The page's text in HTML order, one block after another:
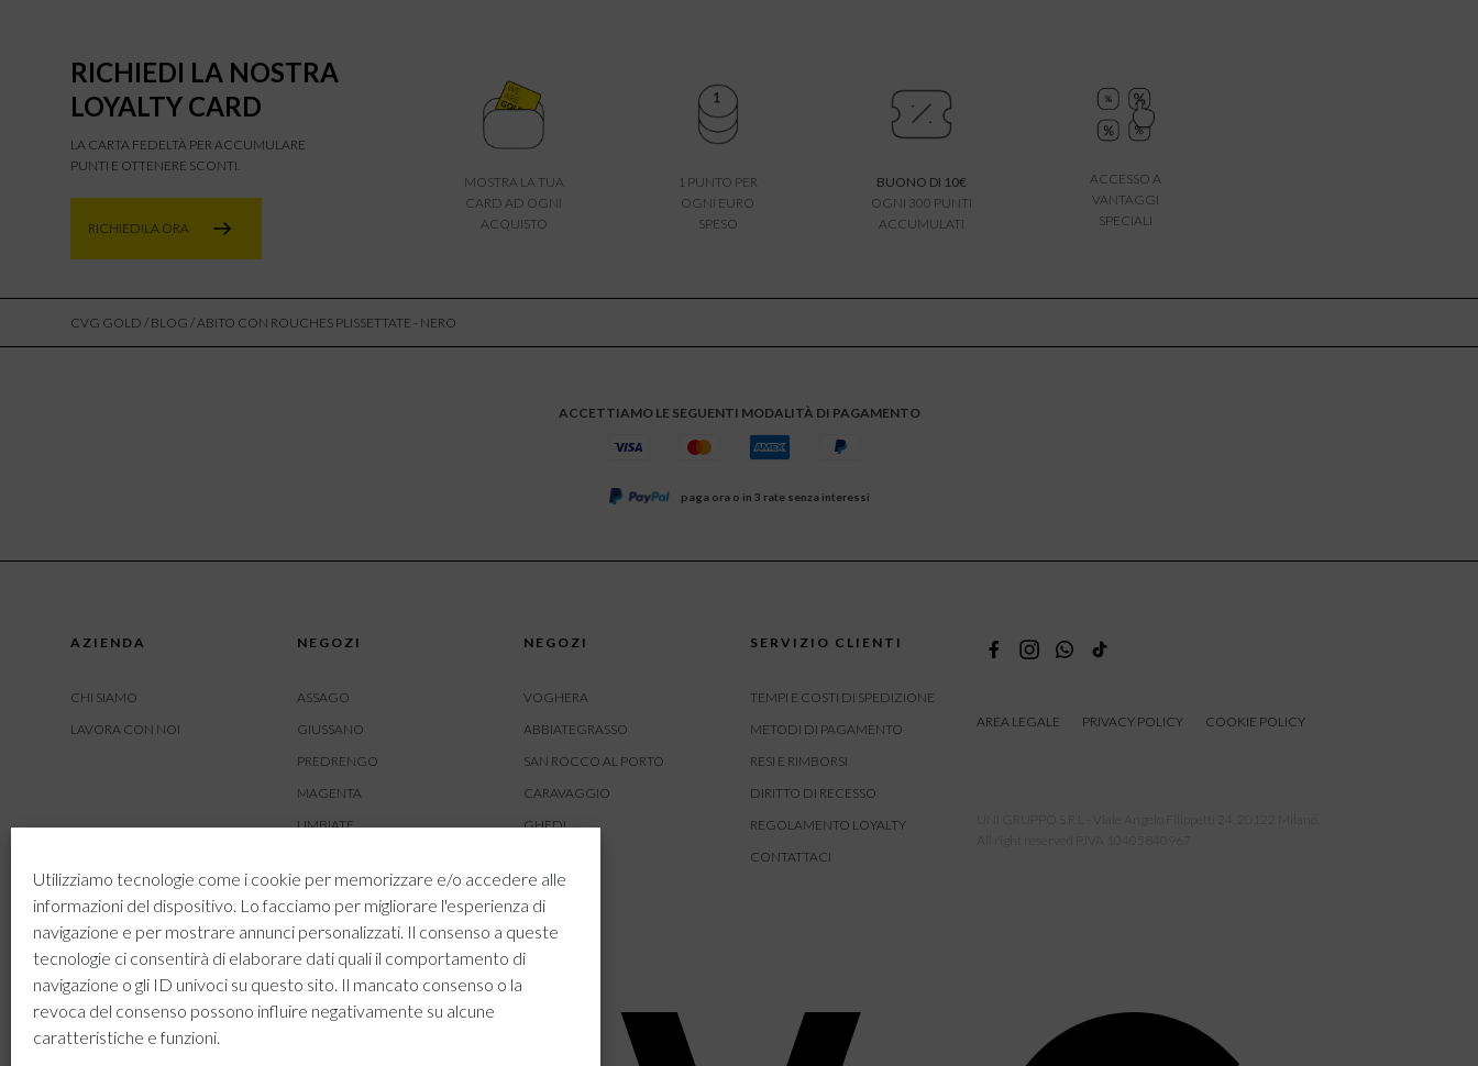
Utilizziamo tecnologie come i cookie per memorizzare e/o accedere alle
informazioni del dispositivo. Lo facciamo per migliorare l'esperienza di
navigazione e per mostrare annunci personalizzati. Il consenso a queste
tecnologie ci consentirà di elaborare dati quali il comportamento di
navigazione o gli ID univoci su questo sito. Il mancato consenso o la
revoca del consenso possono influire negativamente su alcune
caratteristiche e funzioni.
RICHIEDI LA NOSTRA
LOYALTY CARD
LA CARTA FEDELTÀ PER ACCUMULARE
PUNTI E OTTENERE SCONTI.
RICHIEDILA ORA
MOSTRA LA TUA
CARD AD OGNI
ACQUISTO
1 PUNTO PER
OGNI EURO
SPESO
BUONO DI 10€
OGNI 300 PUNTI
ACCUMULATI
ACCESSO A
VANTAGGI
SPECIALI
CVG GOLD / BLOG / ABITO CON ROUCHES PLISSETTATE - NERO
ACCETTIAMO LE SEGUENTI MODALITÀ DI PAGAMENTO
paga ora o in 3 rate senza interessi
AZIENDA
CHI SIAMO
LAVORA CON NOI
NEGOZI
ASSAGO
GIUSSANO
PREDRENGO
MAGENTA
LIMBIATE
BUSNAGO
NEGOZI
VOGHERA
ABBIATEGRASSO
SAN ROCCO AL PORTO
CARAVAGGIO
GHEDI
CREMONA
SERVIZIO CLIENTI
TEMPI E COSTI DI SPEDIZIONE
METODI DI PAGAMENTO
RESI E RIMBORSI
DIRITTO DI RECESSO
REGOLAMENTO LOYALTY
CONTATTACI
AREA LEGALE PRIVACY POLICY COOKIE POLICY